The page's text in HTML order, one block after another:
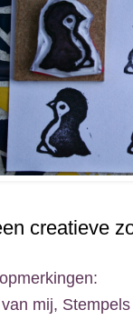
creatieve
mij, Stempels